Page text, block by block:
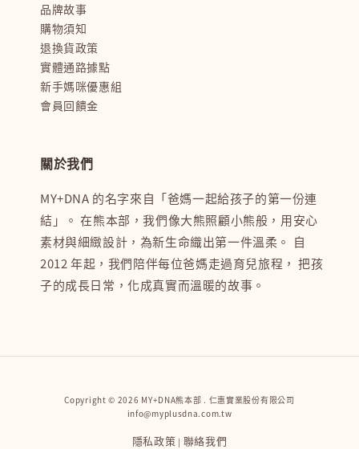
品牌故事
購物須知
退換貨政策
實體通路據點
新手媽咪優惠組
會員回饋金
關於我們
MY+DNA 的名字來自「爸媽一起給孩子的第一份連
結」。 在熊本部，我們像大熊照顧小熊般，用安心
素材與細緻設計，為新生命織出第一件溫柔。 自
2012 年起，我們陪伴每位爸媽走過育兒旅程， 把孩
子的成長日常，化成真實而溫暖的故事。
Copyright © 2026 MY+DNA熊本部 . 仁惠實業股份有限公司
info@myplusdna.com.tw
隱私政策 | 聯絡我們